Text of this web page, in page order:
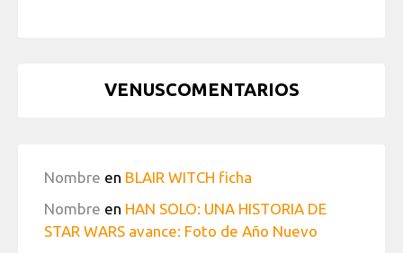
VENUSCOMENTARIOS
Nombre en BLAIR WITCH ficha
Nombre en HAN SOLO: UNA HISTORIA DE
STAR WARS avance: Foto de Año Nuevo